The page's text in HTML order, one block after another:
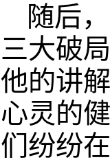
随后
三大破
他的讲
心灵的
们纷纷